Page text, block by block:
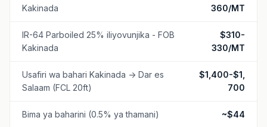
Kakinada
360/MT
IR-64 Parboiled 25% iliyovunjika - FOB
Kakinada
$310-
330/MT
Usafiri wa bahari Kakinada -> Dar es
Salaam (FCL 20ft)
$1,400-$1,
700
Bima ya baharini (0.5% ya thamani) ~$44